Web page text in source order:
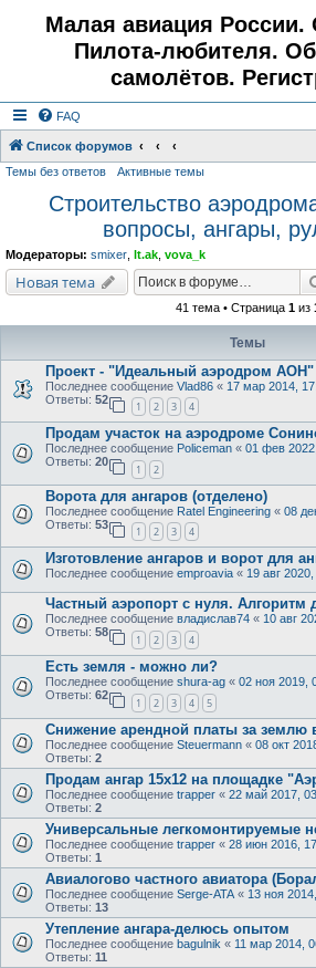
Малая авиация России.
Пилота-любителя.
самолётов.
FAQ
Список форумов
Темы без ответов Активные темы
Строительство
вопросы, ангары,
Модераторы: smixer lt.ak vova_k
Новая тема
41 тема • Страница 1из
Темы
Проект - "Идеальный аэродром АОН"
Последнее сообщение Vlad86 « 17 мар 2014,
Ответы: 52
1 2 3 4
Продам участок на аэродроме
Последнее сообщение Policeman « 01 фев
Ответы: 20
1 2
Ворота для ангаров (отделено)
Последнее сообщение Ratel Engineering « 08
Ответы: 53
1 2 3 4
Изготовление ангаров и ворот для
Последнее сообщение emproavia « 19 авг
Частный аэропорт с нуля. Алгоритм
Последнее сообщение владислав74 « 10 авг
Ответы: 58
1 2 3 4
Есть земля - можно ли?
Последнее сообщение shura-ag « 02 ноя 2019,
Ответы: 62
1 2 3 4 5
Снижение арендной платы за землю
Последнее сообщение Steuermann « 08 окт
Ответы: 2
Продам ангар 15х12 на площадке
Последнее сообщение trapper « 22 май 2017,
Ответы: 2
Универсальные легкомонтируемые
Последнее сообщение trapper « 28 июн 2016,
Ответы: 1
Авиалогово частного авиатора
Последнее сообщение Serge-ATA « 13 ноя
Ответы: 13
Утепление ангара-делюсь опытом
Последнее сообщение bagulnik « 11 мар 2014,
Ответы: 11